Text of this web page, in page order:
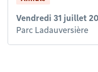
Vendredi 31 juillet
Parc Ladauversière